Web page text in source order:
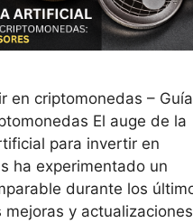
en criptomonedas –
El auge de la
para invertir en
ha experimentado un
durante los
mejoras y